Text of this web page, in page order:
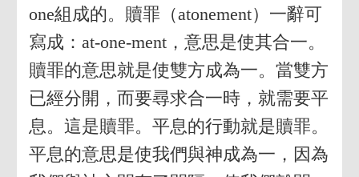
one組成的。贖罪（atonement）一辭可
寫成：at-one-ment，意思是使其合一。
贖罪的意思就是使雙方成為一。當雙方
已經分開，而要尋求合一時，就需要平
息。這是贖罪。平息的行動就是贖罪。
平息的意思是使我們與神成為一，因為